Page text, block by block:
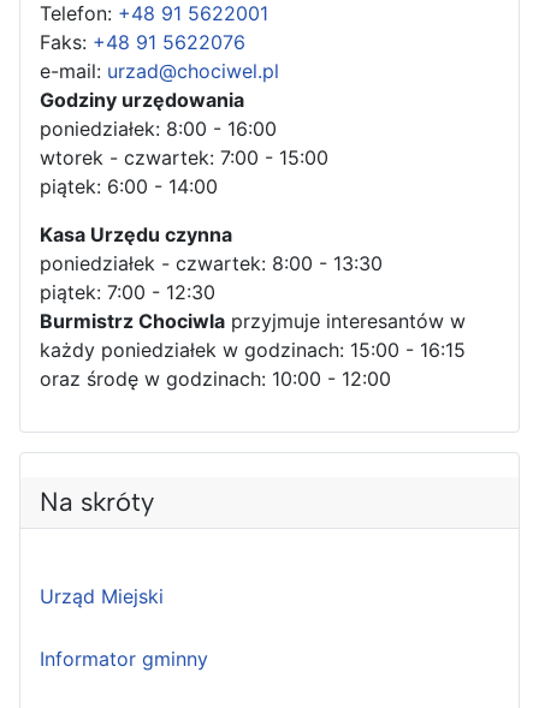
Telefon: +48 91 5622001
Faks: +48 91 5622076
e-mail: urzad@chociwel.pl
Godziny urzędowania
poniedziałek: 8:00 - 16:00
wtorek - czwartek: 7:00 - 15:00
piątek: 6:00 - 14:00
Kasa Urzędu czynna
poniedziałek - czwartek: 8:00 - 13:30
piątek: 7:00 - 12:30
Burmistrz Chociwla przyjmuje interesantów w
każdy poniedziałek w godzinach: 15:00 - 16:15
oraz środę w godzinach: 10:00 - 12:00
Na skróty
Urząd Miejski
Informator gminny